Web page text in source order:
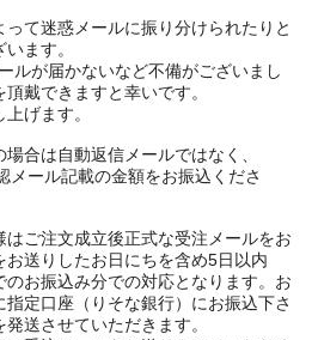
って迷惑メールに振り分けられたりと
ます。
ルが届かないなど不備がございまし
戴できますと幸いです。
げます。
合は自動返信メールではなく、
メール記載の金額をお振込くださ
ご注文成立後正式な受注メールをお
送りしたお日にちを含め5日以内
のお振込み分での対応となります。お
定口座（りそな銀行）にお振込下さ
送させていただきます。